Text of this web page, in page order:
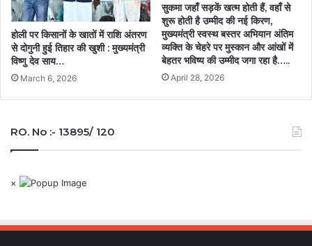
होली पर किसानों के खातों में राशि अंतरण
से दोगुनी हुई तिहार की खुशी : मुख्यमंत्री
विष्णु देव साय…
March 6, 2026
सुकमा जहाँ सड़कें खत्म होती हैं, वहाँ से
शुरू होती है उम्मीद की नई किरण,
मुख्यमंत्री स्वस्थ बस्तर अभियान अंतिम
व्यक्ति के चेहरे पर मुस्कान और आंखों में
बेहतर भविष्य की उम्मीद जगा रहा है…..
April 28, 2026
RO. No :- 13895/ 120
×